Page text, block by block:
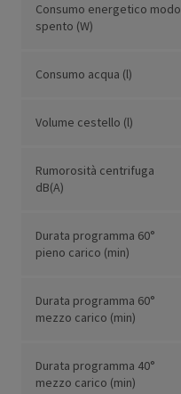
Consumo energetico modo
spento (W)
Consumo acqua (l)
Volume cestello (l)
Rumorosità centrifuga
dB(A)
Durata programma 60°
pieno carico (min)
Durata programma 60°
mezzo carico (min)
Durata programma 40°
mezzo carico (min)